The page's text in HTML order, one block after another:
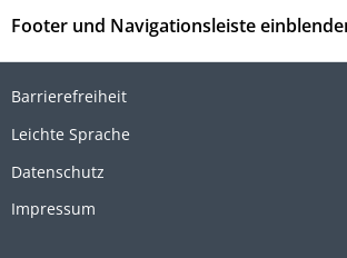
Footer und Navigationsleiste
Barrierefreiheit
Leichte Sprache
Datenschutz
Impressum